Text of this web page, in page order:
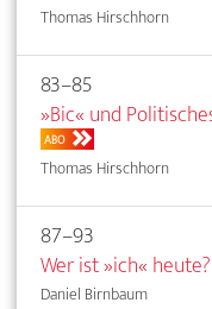
Thomas Hirschhorn
83–85
»Bic« und
ABO
Thomas Hirschhorn
87–93
Wer ist »ich« heute?
Daniel Birnbaum